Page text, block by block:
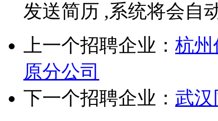
发送简历 ,系统将会自
上一个招聘企业： 杭州
原分公司
下一个招聘企业： 武